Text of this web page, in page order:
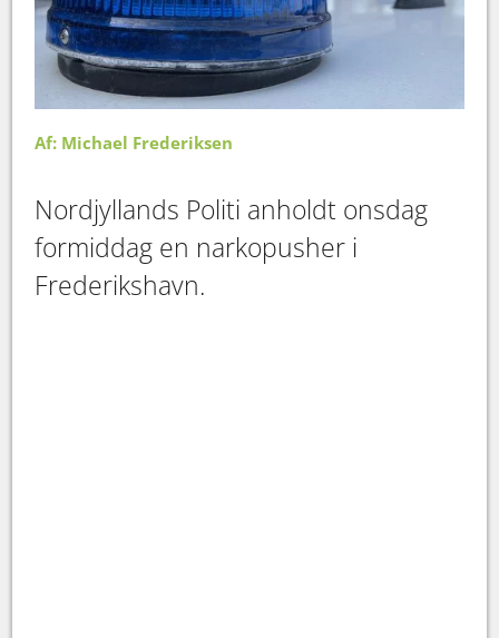
Af: Michael Frederiksen
Nordjyllands Politi anholdt onsdag
formiddag en narkopusher i
Frederikshavn.